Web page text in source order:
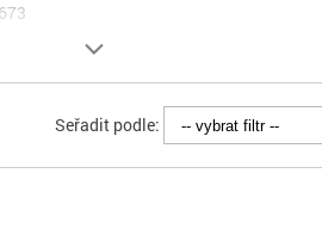
Seřadit podle: